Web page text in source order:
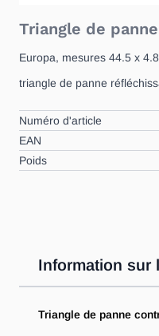
Triangle de
Europa, mesures 44.5 x
triangle de panne
Numéro d'article
EAN
Poids
Information sur
Triangle de panne